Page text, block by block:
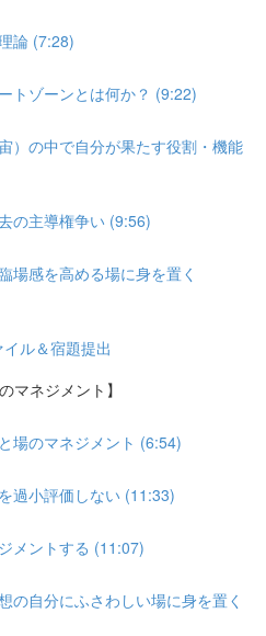
論 (7:28)
トゾーンとは何か？ (9:22)
）の中で自分が果たす役割・機能
の主導権争い (9:56)
感を高める場に身を置く
ル＆宿題提出
ネジメント】
場のマネジメント (6:54)
過小評価しない (11:33)
メントする (11:07)
自分にふさわしい場に身を置く